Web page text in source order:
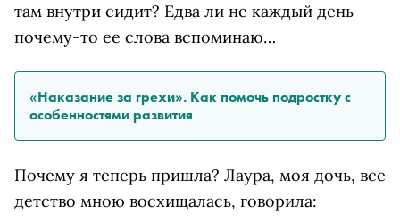
там внутри сидит? Едва ли не каждый день
почему-то ее слова вспоминаю…
«Наказание за грехи». Как помочь подростку с
особенностями развития
Почему я теперь пришла? Лаура, моя дочь, все
детство мною восхищалась, говорила: